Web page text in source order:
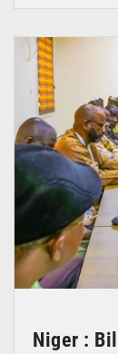
Niger :